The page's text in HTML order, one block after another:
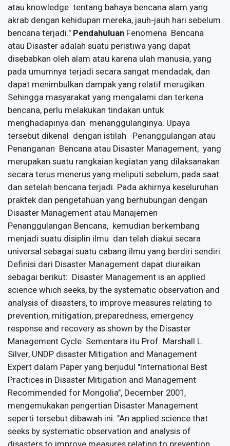
atau knowledge tentang bahaya bencana alam yang
akrab dengan kehidupan mereka, jauh-jauh hari sebelum
bencana terjadi." Pendahuluan Fenomena Bencana
atau Disaster adalah suatu peristiwa yang dapat
disebabkan oleh alam atau karena ulah manusia, yang
pada umumnya terjadi secara sangat mendadak, dan
dapat menimbulkan dampak yang relatif merugikan.
Sehingga masyarakat yang mengalami dan terkena
bencana, perlu melakukan tindakan untuk
menghadapinya dan menanggulanginya. Upaya
tersebut dikenal dengan istilah Penanggulangan atau
Penanganan Bencana atau Disaster Management, yang
merupakan suatu rangkaian kegiatan yang dilaksanakan
secara terus menerus yang meliputi sebelum, pada saat
dan setelah bencana terjadi. Pada akhirnya keseluruhan
praktek dan pengetahuan yang berhubungan dengan
Disaster Management atau Manajemen
Penanggulangan Bencana, kemudian berkembang
menjadi suatu disiplin ilmu dan telah diakui secara
universal sebagai suatu cabang ilmu yang berdiri sendiri.
Definisi dari Disaster Management dapat diuraikan
sebagai berikut: Disaster Management is an applied
science which seeks, by the systematic observation and
analysis of disasters, to improve measures relating to
prevention, mitigation, preparedness, emergency
response and recovery as shown by the Disaster
Management Cycle. Sementara itu Prof. Marshall L.
Silver, UNDP disaster Mitigation and Management
Expert dalam Paper yang berjudul "International Best
Practices in Disaster Mitigation and Management
Recommended for Mongolia", December 2001,
mengemukakan pengertian Disaster Management
seperti tersebut dibawah ini. "An applied science that
seeks by systematic observation and analysis of
disasters to improve measures relating to prevention,